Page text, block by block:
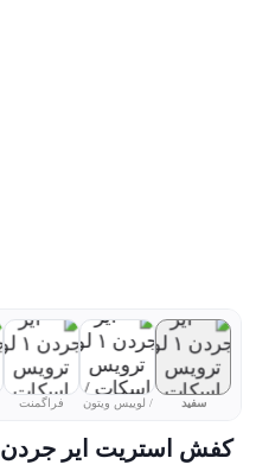
سفید / لوییس ویتون فراگمنت
کفش استریت ایر جردن ۱ لو ترویس اسکات